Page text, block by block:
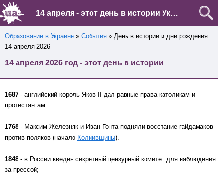
14 апреля - этот день в истории Украины и мира
Образование в Украине » События » День в истории и дни рождения:
14 апреля 2026
14 апреля 2026 год - этот день в истории
1687 - английский король Яков II дал равные права католикам и
протестантам.
1768 - Максим Железняк и Иван Гонта подняли восстание гайдамаков
против поляков (начало Колиивщины).
1848 - в России введен секретный цензурный комитет для наблюдения
за прессой;